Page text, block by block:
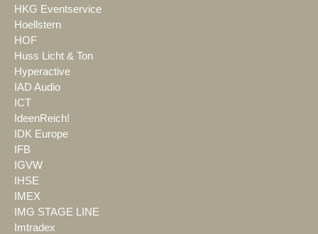
HKG Eventservice
Hoellstern
HOF
Huss Licht & Ton
Hyperactive
IAD Audio
ICT
IdeenReich!
IDK Europe
IFB
IGVW
IHSE
IMEX
IMG STAGE LINE
Imtradex